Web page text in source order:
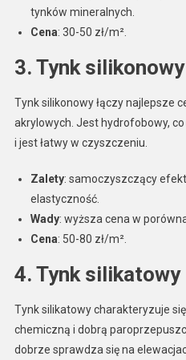
tynków mineralnych.
Cena: 30-50 zł/m².
3. Tynk silikonowy
Tynk silikonowy łączy najlepsze
akrylowych. Jest hydrofobowy,
i jest łatwy w czyszczeniu.
Zalety: samoczyszczący
elastyczność.
Wady: wyższa cena w
Cena: 50-80 zł/m².
4. Tynk silikatowy
Tynk silikatowy charakteryzuje
chemiczną i dobrą
dobrze sprawdza się na